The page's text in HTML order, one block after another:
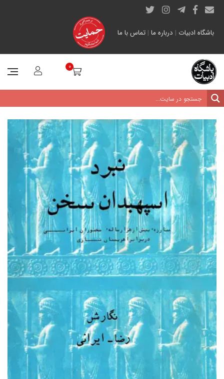
باشگاه ادبیات | درباره ما | تماس با ما
0